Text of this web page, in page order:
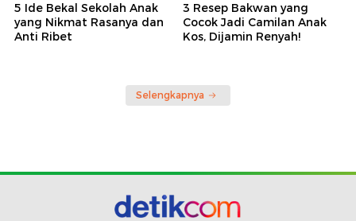
5 Ide Bekal Sekolah Anak
yang Nikmat Rasanya dan
Anti Ribet
3 Resep Bakwan yang
Cocok Jadi Camilan Anak
Kos, Dijamin Renyah!
Selengkapnya